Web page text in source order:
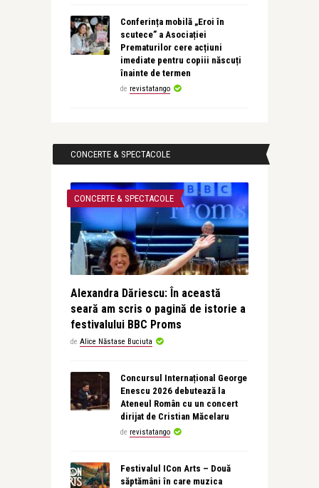
Conferința mobilă „Eroi în
scutece” a Asociației
Prematurilor cere acțiuni
imediate pentru copiii născuți
înainte de termen
de revistatango
CONCERTE & SPECTACOLE
CONCERTE & SPECTACOLE
Alexandra Dăriescu: În această
seară am scris o pagină de istorie a
festivalului BBC Proms
de Alice Năstase Buciuta
Concursul Internațional George
Enescu 2026 debutează la
Ateneul Român cu un concert
dirijat de Cristian Măcelaru
de revistatango
Festivalul ICon Arts – Două
săptămâni în care muzica